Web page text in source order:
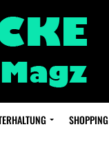
SHOPPING